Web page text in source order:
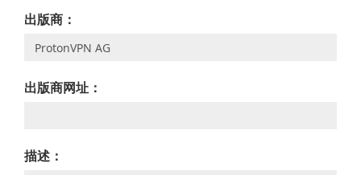
出版商：
出版商网址：
描述：